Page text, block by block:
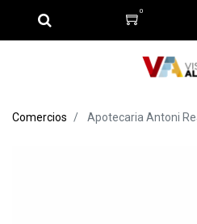
0
Comercios Apotecaria Antoni